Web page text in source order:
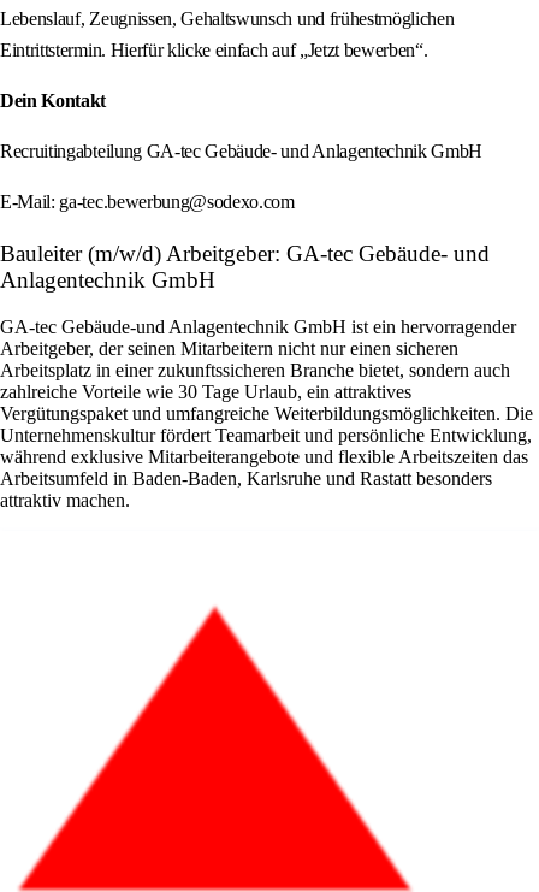
Lebenslauf, Zeugnissen, Gehaltswunsch und frühestmöglichen
Eintrittstermin. Hierfür klicke einfach auf „Jetzt bewerben“.
Dein Kontakt
Recruitingabteilung GA-tec Gebäude- und Anlagentechnik GmbH
E-Mail: ga-tec.bewerbung@sodexo.com
Bauleiter (m/w/d) Arbeitgeber: GA-tec Gebäude- und
Anlagentechnik GmbH
GA‑tec Gebäude‑und Anlagentechnik GmbH ist ein hervorragender
Arbeitgeber, der seinen Mitarbeitern nicht nur einen sicheren
Arbeitsplatz in einer zukunftssicheren Branche bietet, sondern auch
zahlreiche Vorteile wie 30 Tage Urlaub, ein attraktives
Vergütungspaket und umfangreiche Weiterbildungsmöglichkeiten. Die
Unternehmenskultur fördert Teamarbeit und persönliche Entwicklung,
während exklusive Mitarbeiterangebote und flexible Arbeitszeiten das
Arbeitsumfeld in Baden-Baden, Karlsruhe und Rastatt besonders
attraktiv machen.